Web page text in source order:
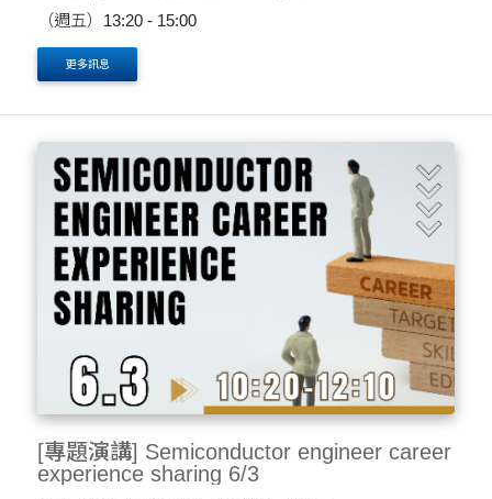
（週五）13:20 - 15:00
更多訊息
[專題演講] Semiconductor engineer career
experience sharing 6/3